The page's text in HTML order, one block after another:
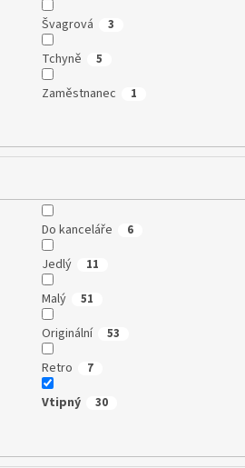
Švagrová 3
Tchyně 5
Zaměstnanec 1
Do kanceláře 6
Jedlý 11
Malý 51
Originální 53
Retro 7
Vtipný 30